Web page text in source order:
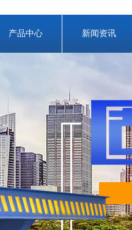
产品中心 新闻资讯